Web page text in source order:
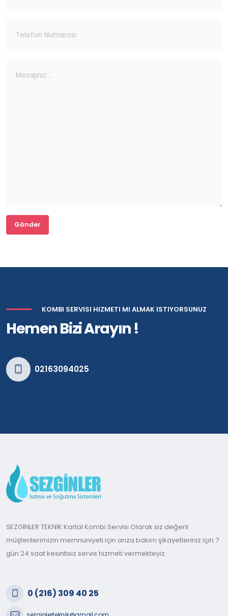
KOMBI SERVISI HIZMETI MI ALMAK ISTIYORSUNUZ
Hemen Bizi Arayın !
02163094025
SEZGİNLER TEKNİK Kartal Kombi Servisi Olarak siz değerli
müşterilerimizin memnuniyeti için arıza bakım şikayetleriniz için 7
gün 24 saat kesintisiz servis hizmeti vermekteyiz.
0 (216) 309 40 25